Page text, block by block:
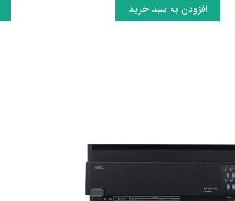
افزودن به سبد خرید